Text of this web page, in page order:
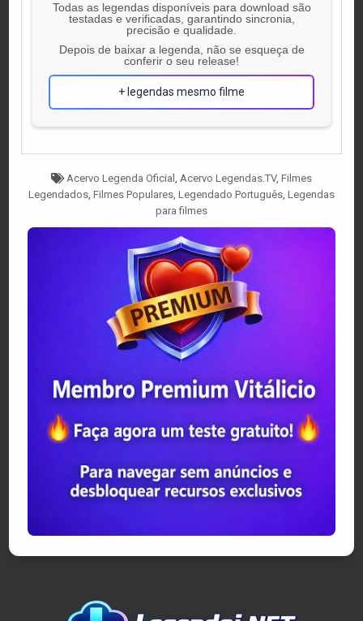
Todas as legendas disponíveis para download são
testadas e verificadas, garantindo sincronia,
precisão e qualidade.
Depois de baixar a legenda, não se esqueça de
conferir o seu release!
+ legendas mesmo filme
Tagged
Acervo Legenda Oficial , Acervo Legendas.TV, Filmes
Legendados, Filmes Populares, Legendado Português, Legendas
para filmes